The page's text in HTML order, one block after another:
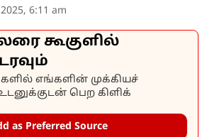
6:11 am
கூகுளில்
எங்களின் முக்கியச்
பெற கிளிக்
as Preferred Source